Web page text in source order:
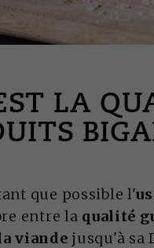
LA
que possible l'
entre la qualité
viande jusqu'à sa